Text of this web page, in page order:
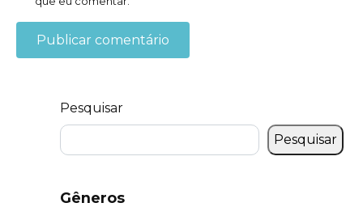
Pesquisar
Pesquisar
Gêneros